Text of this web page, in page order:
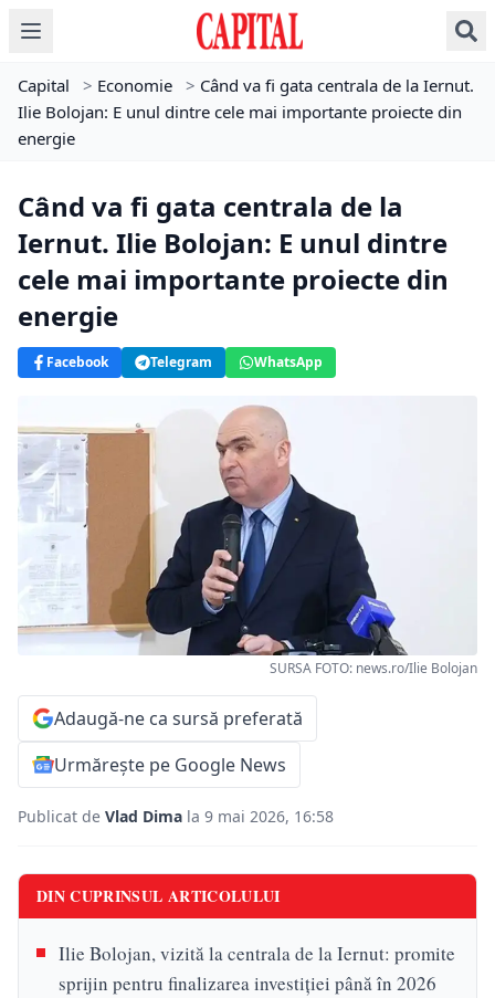
Capital > Economie > Când va fi gata centrala de la Iernut.
Ilie Bolojan: E unul dintre cele mai importante proiecte din
energie
Când va fi gata centrala de la
Iernut. Ilie Bolojan: E unul dintre
cele mai importante proiecte din
energie
Facebook Telegram WhatsApp
SURSA FOTO: news.ro/Ilie Bolojan
Adaugă-ne ca sursă preferată
Urmărește pe Google News
Publicat de Vlad Dima la 9 mai 2026, 16:58
DIN CUPRINSUL ARTICOLULUI
Ilie Bolojan, vizită la centrala de la Iernut: promite
sprijin pentru finalizarea investiției până în 2026